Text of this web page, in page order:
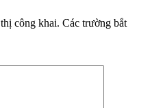
công khai. Các trường bắt